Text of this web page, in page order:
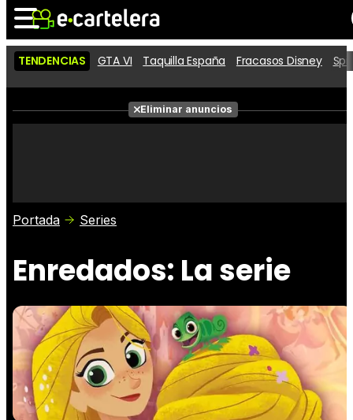
Noticias Cartelera
Películas
Críticas
TENDENCIAS GTA VI Taquilla España Fracasos Disney
Eliminar anuncios
Portada Series
Enredados: La serie